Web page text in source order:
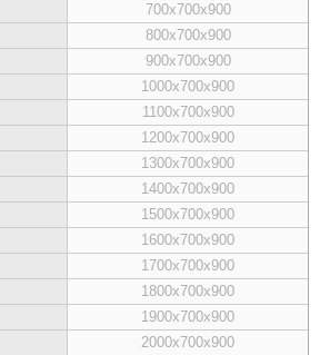
700x700x900
800x700x900
900x700x900
1000x700x900
1100x700x900
1200x700x900
1300x700x900
1400x700x900
1500x700x900
1600x700x900
1700x700x900
1800x700x900
1900x700x900
2000x700x900